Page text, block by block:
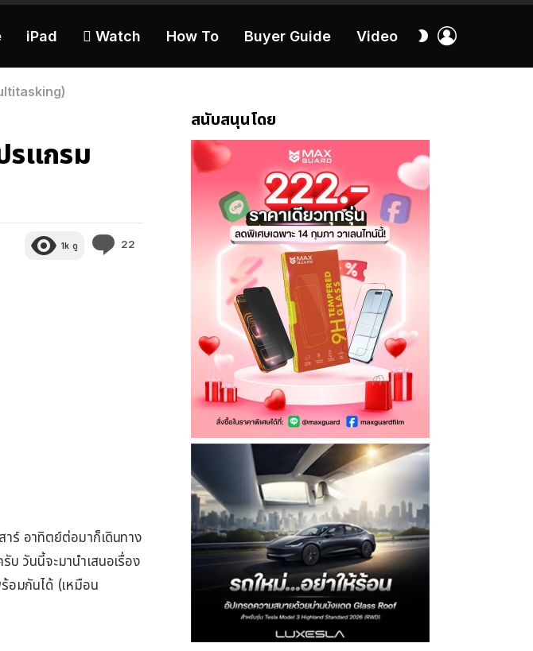
iPad  Watch How To Buyer Guide Video
สลับ
รแกรม
1k ดู 22
ร์ อาทิตย์ต่อมาก็เดินทาง
บ วันนี้จะมานำเสนอเรื่อง
อมกันได้ (เหมือน
สนับสนุนโดย